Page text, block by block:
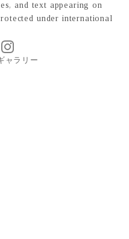
and text appearing on
under international
ャラリー